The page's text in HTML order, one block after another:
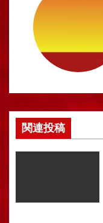
ゲ
ー
ョ
ン
関連投稿